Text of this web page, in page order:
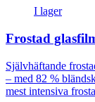
I lager
Frostad
Självhäftande
– med 82 %
mest intensiva